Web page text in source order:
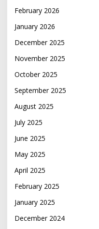
February 2026
January 2026
December 2025
November 2025
October 2025
September 2025
August 2025
July 2025
June 2025
May 2025
April 2025
February 2025
January 2025
December 2024